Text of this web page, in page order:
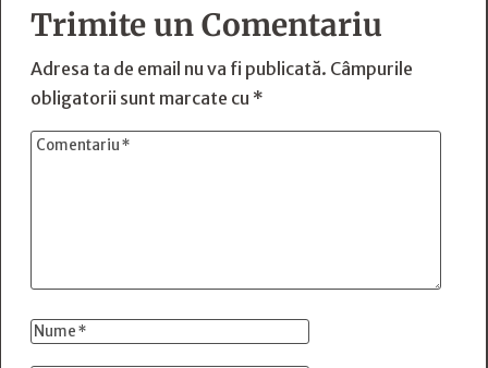
Trimite un Comentariu
Adresa ta de email nu va fi publicată. Câmpurile
obligatorii sunt marcate cu *